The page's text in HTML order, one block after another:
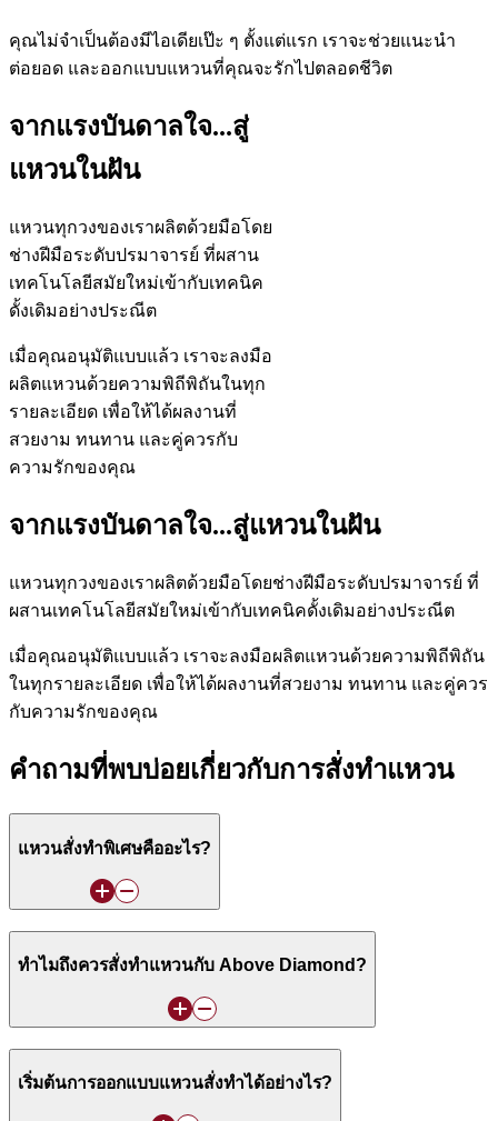
คุณไม่จำเป็นต้องมีไอเดียเป๊ะ ๆ ตั้งแต่แรก เราจะช่วยแนะนำ
ต่อยอด และออกแบบแหวนที่คุณจะรักไปตลอดชีวิต
จากแรงบันดาลใจ...สู่
แหวนในฝัน
แหวนทุกวงของเราผลิตด้วยมือโดย
ช่างฝีมือระดับปรมาจารย์ ที่ผสาน
เทคโนโลยีสมัยใหม่เข้ากับเทคนิค
ดั้งเดิมอย่างประณีต
เมื่อคุณอนุมัติแบบแล้ว เราจะลงมือ
ผลิตแหวนด้วยความพิถีพิถันในทุก
รายละเอียด เพื่อให้ได้ผลงานที่
สวยงาม ทนทาน และคู่ควรกับ
ความรักของคุณ
จากแรงบันดาลใจ...สู่แหวนในฝัน
แหวนทุกวงของเราผลิตด้วยมือโดยช่างฝีมือระดับปรมาจารย์ ที่
ผสานเทคโนโลยีสมัยใหม่เข้ากับเทคนิคดั้งเดิมอย่างประณีต
เมื่อคุณอนุมัติแบบแล้ว เราจะลงมือผลิตแหวนด้วยความพิถีพิถัน
ในทุกรายละเอียด เพื่อให้ได้ผลงานที่สวยงาม ทนทาน และคู่ควร
กับความรักของคุณ
คำถามที่พบบ่อยเกี่ยวกับการสั่งทำแหวน
แหวนสั่งทำพิเศษคืออะไร?
ทำไมถึงควรสั่งทำแหวนกับ Above Diamond?
เริ่มต้นการออกแบบแหวนสั่งทำได้อย่างไร?